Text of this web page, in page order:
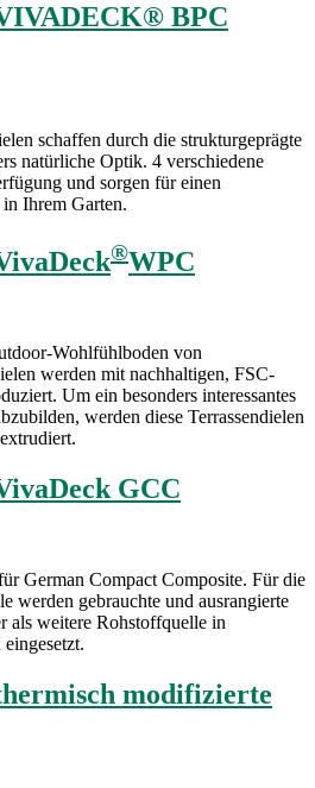
BPC
schaffen durch die strukturgeprägte
natürliche Optik. 4 verschiedene
und sorgen für einen
Ihrem Garten.
®WPC
Wohlfühlboden von
werden mit nachhaltigen, FSC-
Um ein besonders interessantes
werden diese Terrassendielen
GCC
German Compact Composite. Für die
werden gebrauchte und ausrangierte
weitere Rohstoffquelle in
modifizierte